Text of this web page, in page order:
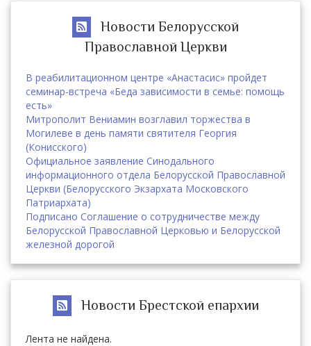
Новости Белорусской
Православной Церкви
В реабилитационном центре «Анастасис» пройдет
семинар-встреча «Беда зависимости в семье: помощь
есть»
Митрополит Вениамин возглавил торжества в
Могилеве в день памяти святителя Георгия
(Конисского)
Официальное заявление Синодального
информационного отдела Белорусской Православной
Церкви (Белорусского Экзархата Московского
Патриархата)
Подписано Соглашение о сотрудничестве между
Белорусской Православной Церковью и Белорусской
железной дорогой
Новости Брестской епархии
Лента не найдена.